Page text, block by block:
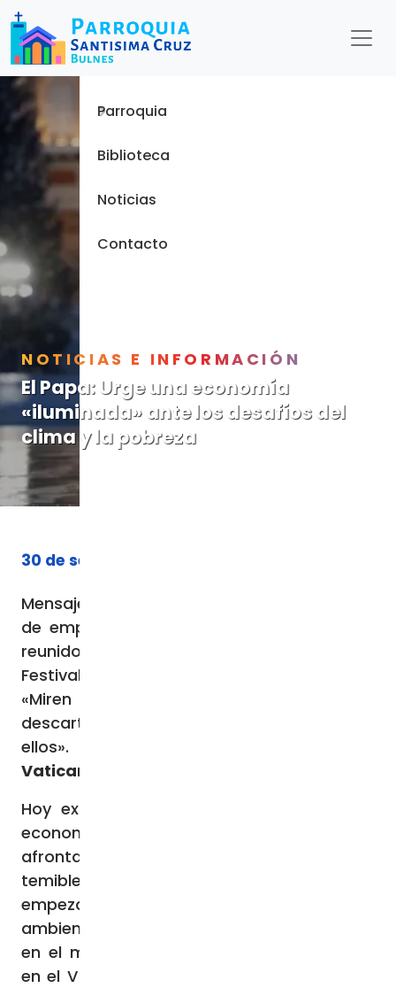
NOTICIAS E INFORMACIÓN
El Papa: Urge una economía
«iluminada» ante los desafíos del
clima y la pobreza
30 de septiembre de 2023
Mensaje de Francisco a los representantes
de empresas, instituciones y asociaciones
reunidos en Florencia para la 5ª edición del
Festival Nacional de la Economía Civil:
«Miren el mundo con los ojos de los
descartados. Trabajen con ellos y para
ellos».
Vatican News
Hoy existe «la urgente necesidad de una
economía nueva e ‘iluminada’, para
afrontar los tiempos cambiantes y los
temibles desafíos que se nos presentan»,
empezando por la pobreza y el medio
ambiente. Así se expresa el Papa Francisco
en el mensaje enviado a los participantes
en el V Festival Nacional de Economía Civil,
Menu
Inicio
Parroquia
Biblioteca
Noticias
Contacto